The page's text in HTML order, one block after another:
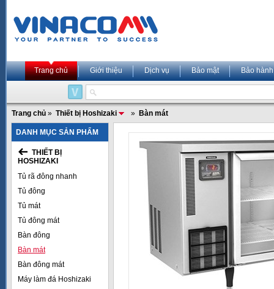
Trang chủ Giới thiệu Dịch vụ Bảo mật Bảo hành
Trang chủ » Thiết bị Hoshizaki » Bàn mát
DANH MỤC SẢN PHẨM
THIẾT BỊ
HOSHIZAKI
Tủ rã đông nhanh
Tủ đông
Tủ mát
Tủ đông mát
Bàn đông
Bàn mát
Bàn đông mát
Máy làm đá Hoshizaki